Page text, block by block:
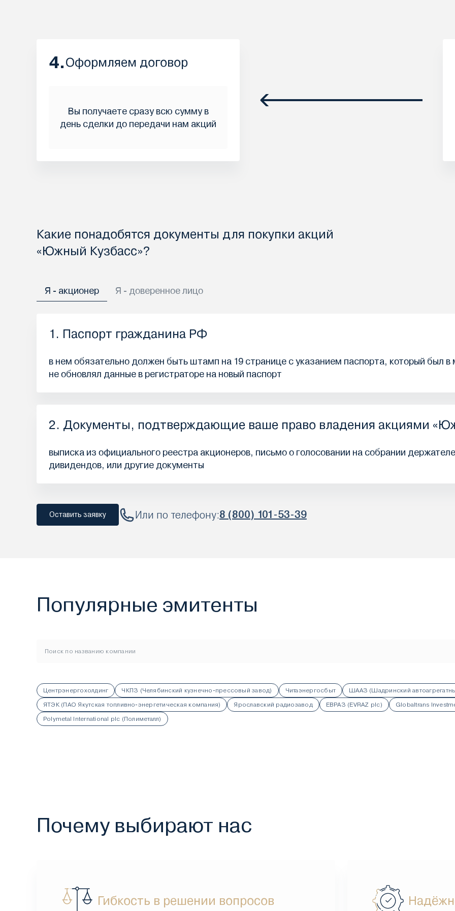
4.Оформляем договор
Вы получаете сразу всю сумму в
день сделки до передачи нам акций
Какие понадобятся документы для покупки акций
«Южный Кузбасс»?
Я - акционер Я - доверенное лицо
1. Паспорт гражданина РФ
в нем обязательно должен быть штамп на 19 странице с указанием паспорта, который был
не обновлял данные в регистраторе на новый паспорт
2. Документы, подтверждающие ваше право владения акциями
выписка из официального реестра акционеров, письмо о голосовании на собрании
дивидендов, или другие документы
Оставить заявку Или по телефону:8 (800) 101-53-39
Популярные эмитенты
Центрэнергохолдинг ЧКПЗ (Челябинский кузнечно-прессовый завод) Читаэнергосбыт ШААЗ (Шадринский
ЯТЭК (ПАО Якутская топливно-энергетическая компания)
Ярославский радиозавод ЕВРАЗ (EVRAZ plc)
Globaltrans
Polymetal International plc (Полиметалл)
Почему выбирают нас
Гибкость в решении вопросов